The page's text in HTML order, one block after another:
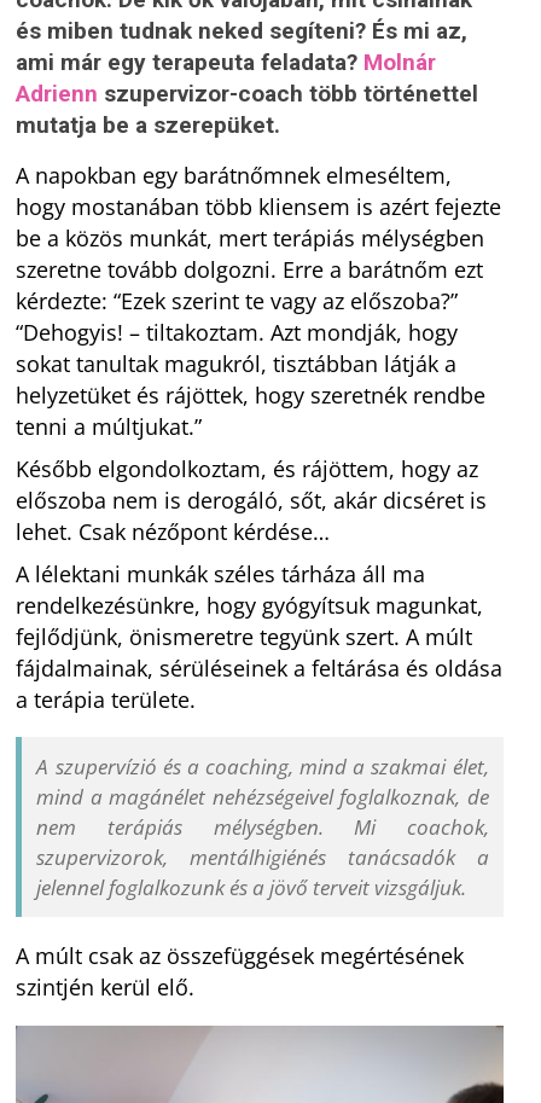
és miben tudnak neked segíteni? És mi az,
ami már egy terapeuta feladata? Molnár
Adrienn szupervizor-coach több történettel
mutatja be a szerepüket.
A napokban egy barátnőmnek elmeséltem,
hogy mostanában több kliensem is azért fejezte
be a közös munkát, mert terápiás mélységben
szeretne tovább dolgozni. Erre a barátnőm ezt
kérdezte: “Ezek szerint te vagy az előszoba?”
“Dehogyis! – tiltakoztam. Azt mondják, hogy
sokat tanultak magukról, tisztábban látják a
helyzetüket és rájöttek, hogy szeretnék rendbe
tenni a múltjukat.”
Később elgondolkoztam, és rájöttem, hogy az
előszoba nem is derogáló, sőt, akár dicséret is
lehet. Csak nézőpont kérdése…
A lélektani munkák széles tárháza áll ma
rendelkezésünkre, hogy gyógyítsuk magunkat,
fejlődjünk, önismeretre tegyünk szert. A múlt
fájdalmainak, sérüléseinek a feltárása és oldása
a terápia területe.
A szupervízió és a coaching, mind a szakmai élet,
mind a magánélet nehézségeivel foglalkoznak, de
nem terápiás mélységben. Mi coachok,
szupervizorok, mentálhigiénés tanácsadók a
jelennel foglalkozunk és a jövő terveit vizsgáljuk.
A múlt csak az összefüggések megértésének
szintjén kerül elő.